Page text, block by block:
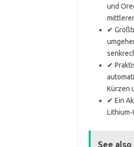
und
✔
✔
Kürzen
✔ Ein
Lithium-
See also